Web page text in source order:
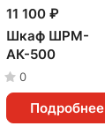
11 100 ₽
Шкаф ШРМ-
АК-500
0
Подробнее